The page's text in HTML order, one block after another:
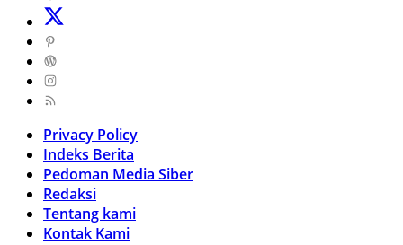
Privacy Policy
Indeks Berita
Pedoman Media Siber
Redaksi
Tentang kami
Kontak Kami